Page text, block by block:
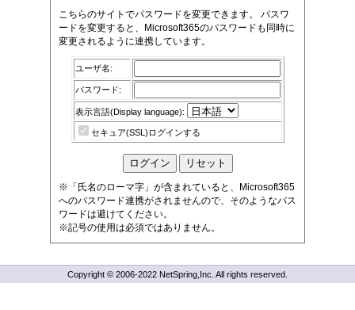
こちらのサイトでパスワードを変更できます。 パスワ
ードを変更すると、Microsoft365のパスワードも同時に
変更されるように連携しています。
ユーザ名:
パスワード:
表示言語(Display language):
セキュア(SSL)ログインする
※「氏名のローマ字」が含まれていると、Microsoft365
へのパスワード連携がされませんので、そのようなパス
ワードは避けてください。
※記号の使用は必須ではありません。
Copyright © 2006-2022 NetSpring,Inc. All rights reserved.